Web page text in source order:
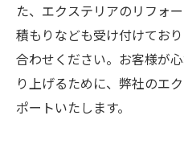
た、エクステリアのリフォ
積もりなども受け付けてお
合わせください。お客様が
り上げるために、弊社のエ
ポートいたします。